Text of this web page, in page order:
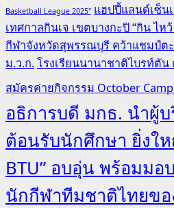
Basketball League 2025" แฮปปี้แลนด์เซ็น
เทศกาลกินเจ เขตบางกะปิ “กิน ไห
กีฬาจังหวัดสุพรรณบุรี คว้าแชมป์ต
ม.ว.ก.โรงเรียนนานาชาติไบรท์ตัน
สมัครค่ายกิจกรรม October
อธิการบดี มกธ. นำผู้
ต้อนรับนักศึกษา ยิ่งใ
BTU” อบอุ่น พร้อมมอ
นักกีฬาทีมชาติไทยข